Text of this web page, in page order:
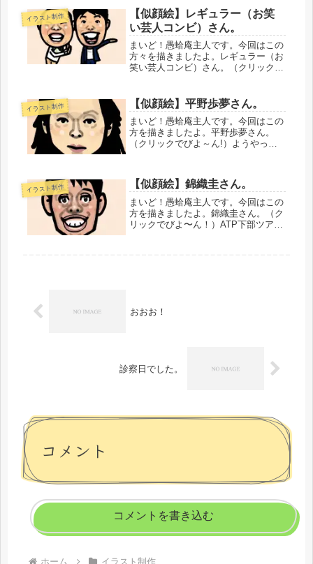
きた感があります。ぼくの中で、気に
なっている課題点というのは、大き...
イラスト制作
【似顔絵】レギュラー（お笑
い芸人コンビ）さん。
まいど！愚蛤庵主人です。今回はこの
方々を描きましたよ。レギュラー（お
笑い芸人コンビ）さん。（クリックで
しまうんですよね。てか、てっきりそ
うだと思ってました・・・！現在も元
気...
イラスト制作 【似顔絵】平野歩夢さん。
まいど！愚蛤庵主人です。今回はこの
方を描きましたよ。平野歩夢さん。
（クリックでびよ～ん!）ようやっと
した。・・・・・・・・・・精進を重
ねてゆきます。では、またいずれ。愚
蛤庵...
イラスト制作 【似顔絵】錦織圭さん。
まいど！愚蛤庵主人です。今回はこの
方を描きましたよ。錦織圭さん。（ク
リックでびよ〜ん！）ATP下部ツアー
おおお！
診察日でした。
コメント
コメントを書き込む
ホーム イラスト制作